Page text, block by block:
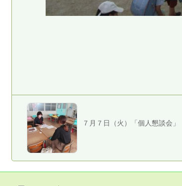
７月７日（火）「個人懇談会」